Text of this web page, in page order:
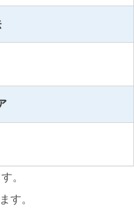
。
す。